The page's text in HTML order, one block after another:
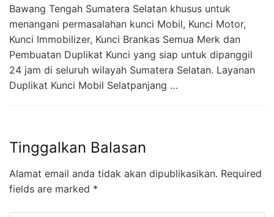
Bawang Tengah Sumatera Selatan khusus untuk
menangani permasalahan kunci Mobil, Kunci Motor,
Kunci Immobilizer, Kunci Brankas Semua Merk dan
Pembuatan Duplikat Kunci yang siap untuk dipanggil
24 jam di seluruh wilayah Sumatera Selatan. Layanan
Duplikat Kunci Mobil Selatpanjang …
Tinggalkan Balasan
Alamat email anda tidak akan dipublikasikan. Required
fields are marked *